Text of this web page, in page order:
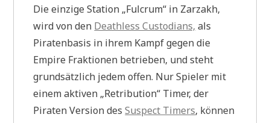
Die einzige Station „Fulcrum“ in Zarzakh,
wird von den Deathless Custodians, als
Piratenbasis in ihrem Kampf gegen die
Empire Fraktionen betrieben, und steht
grundsätzlich jedem offen. Nur Spieler mit
einem aktiven „Retribution“ Timer, der
Piraten Version desSuspect Timers, können